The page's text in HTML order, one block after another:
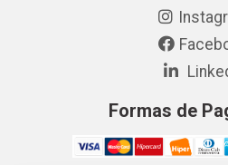
Formas de